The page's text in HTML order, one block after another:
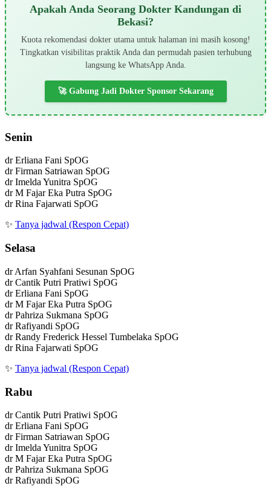
Apakah Anda Seorang Dokter Kandungan di
Bekasi?
Kuota rekomendasi dokter utama untuk halaman ini masih kosong!
Tingkatkan visibilitas praktik Anda dan permudah pasien terhubung
langsung ke WhatsApp Anda.
🚀 Gabung Jadi Dokter Sponsor Sekarang
Senin
dr Erliana Fani SpOG
dr Firman Satriawan SpOG
dr Imelda Yunitra SpOG
dr M Fajar Eka Putra SpOG
dr Rina Fajarwati SpOG
✨ Tanya jadwal (Respon Cepat)
Selasa
dr Arfan Syahfani Sesunan SpOG
dr Cantik Putri Pratiwi SpOG
dr Erliana Fani SpOG
dr M Fajar Eka Putra SpOG
dr Pahriza Sukmana SpOG
dr Rafiyandi SpOG
dr Randy Frederick Hessel Tumbelaka SpOG
dr Rina Fajarwati SpOG
✨ Tanya jadwal (Respon Cepat)
Rabu
dr Cantik Putri Pratiwi SpOG
dr Erliana Fani SpOG
dr Firman Satriawan SpOG
dr Imelda Yunitra SpOG
dr M Fajar Eka Putra SpOG
dr Pahriza Sukmana SpOG
dr Rafiyandi SpOG